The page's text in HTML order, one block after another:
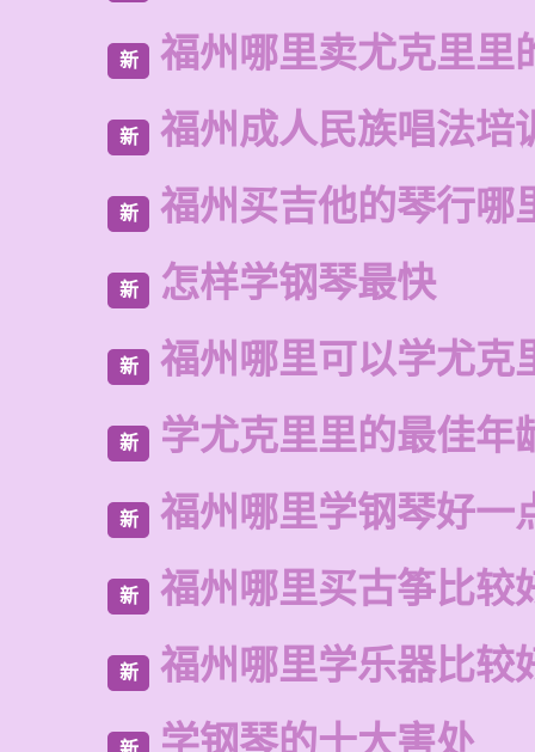
新 福州哪里卖尤克里里
新 福州成人民族唱法培
新 福州买吉他的琴行哪
新 怎样学钢琴最快
新 福州哪里可以学尤克
新 学尤克里里的最佳年
新 福州哪里学钢琴好一
新 福州哪里买古筝比较
新 福州哪里学乐器比较
学钢琴的十大害处